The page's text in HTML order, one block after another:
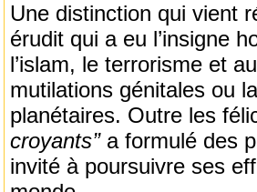
Une distinction qui vient
érudit qui a eu l’insigne
l’islam, le terrorisme et
mutilations génitales ou
planétaires. Outre les
croyants’’a formulé des
invité à poursuivre ses